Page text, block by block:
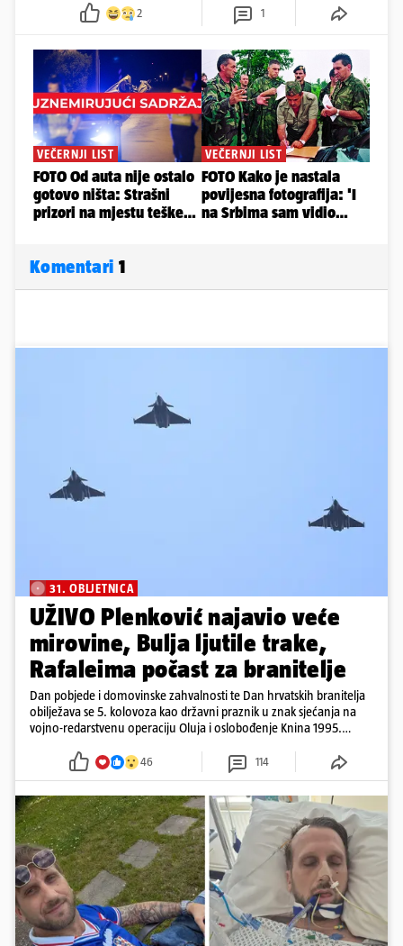
2 1
Komentari 1
31. OBLJETNICA
UŽIVO Plenković najavio veće
mirovine, Bulja ljutile trake,
Rafaleima počast za branitelje
Dan pobjede i domovinske zahvalnosti te Dan hrvatskih branitelja
obilježava se 5. kolovoza kao državni praznik u znak sjećanja na
vojno-redarstvenu operaciju Oluja i oslobođenje Knina 1995.
46 114